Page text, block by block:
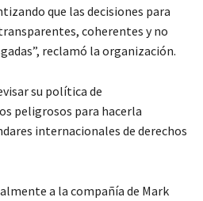
que las decisiones para
coherentes y no
reclamó la organización.
su política de
peligrosos para hacerla
internacionales de derechos
a la compañía de Mark